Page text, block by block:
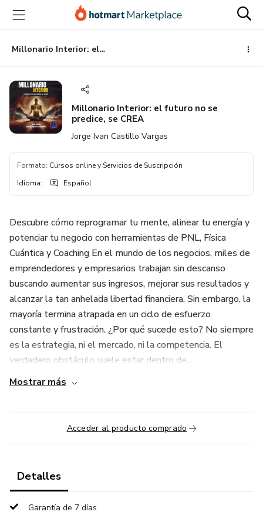
principal
página
de
página
Millonario Interior: el futuro no se predice, se CREA
Millonario Interior: el futuro no se
predice, se CREA
Jorge Ivan Castillo Vargas
Formato: Cursos online y Servicios de Suscripción
Idioma: Español
Descubre cómo reprogramar tu mente, alinear tu energía y
potenciar tu negocio con herramientas de PNL, Física
Cuántica y Coaching En el mundo de los negocios, miles de
emprendedores y empresarios trabajan sin descanso
buscando aumentar sus ingresos, mejorar sus resultados y
alcanzar la tan anhelada libertad financiera. Sin embargo, la
mayoría termina atrapada en un ciclo de esfuerzo
constante y frustración. ¿Por qué sucede esto? No siempre
es la estrategia, ni el mercado, ni la competencia. El
verdadero obstáculo suele estar dentro de...
Mostrar más
Acceder al producto comprado
Detalles
Garantía de 7 días